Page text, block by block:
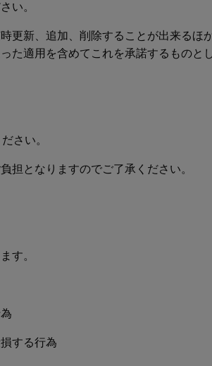
い。
更新、追加、削除することが出来る
た適用を含めてこれを承諾するものとし
さい。
担となりますのでご了承ください。
す。
する行為